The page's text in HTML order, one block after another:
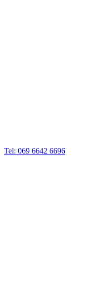
Tel: 069 6642 6696